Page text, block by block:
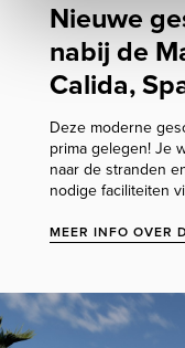
Nieuwe
nabij de
Calida,
Deze moderne
prima gelegen! Je
naar de stranden
nodige faciliteiten
MEER INFO OVER